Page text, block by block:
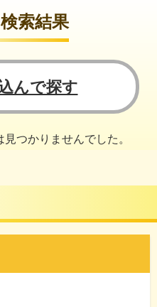
索結果
んで探す
つかりませんでした。